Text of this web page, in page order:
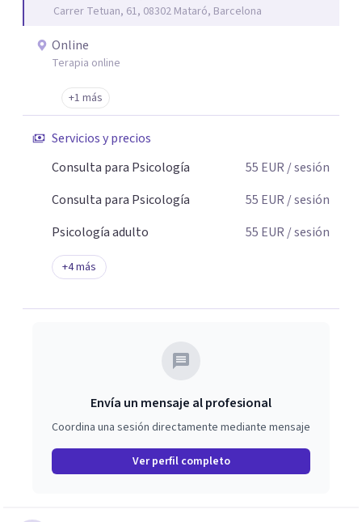
Carrer Tetuan, 61, 08302 Mataró, Barcelona
Online
Terapia online
+1 más
Servicios y precios
Consulta para Psicología
55 EUR / sesión
Consulta para Psicología
55 EUR / sesión
Psicología adulto
55 EUR / sesión
+4más
Envía un mensaje al profesional
Coordina una sesión directamente mediante mensaje
Ver perfil completo